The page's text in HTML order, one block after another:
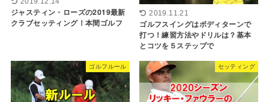
ジャスティン・ローズの2019最新
クラブセッティング！本間ゴルフ
2019.11.21
ゴルフスイングはボディターンで
打つ！練習方法やドリルは？基本
とコツを５ステップで
ゴルフルール セッティング